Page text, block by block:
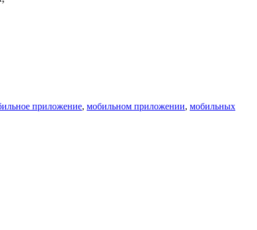
приложение, мобильном приложении, мобильных